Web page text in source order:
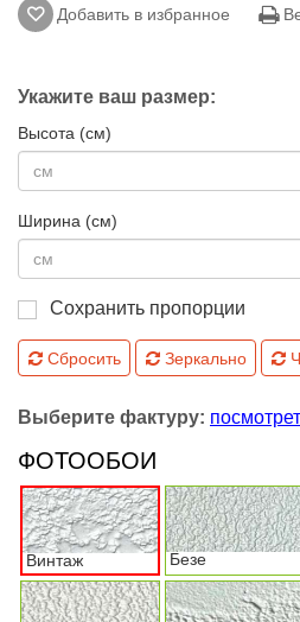
Добавить в избранное
Укажите ваш размер:
Высота (см)
Ширина (см)
Сохранить пропорции
Сбросить Зеркально
Выберите фактуру:
ФОТООБОИ
Винтаж Безе